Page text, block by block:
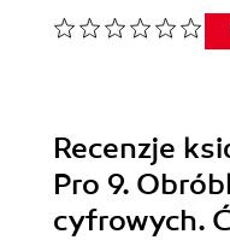
Recenzje
Pro 9.
cyfrowych.